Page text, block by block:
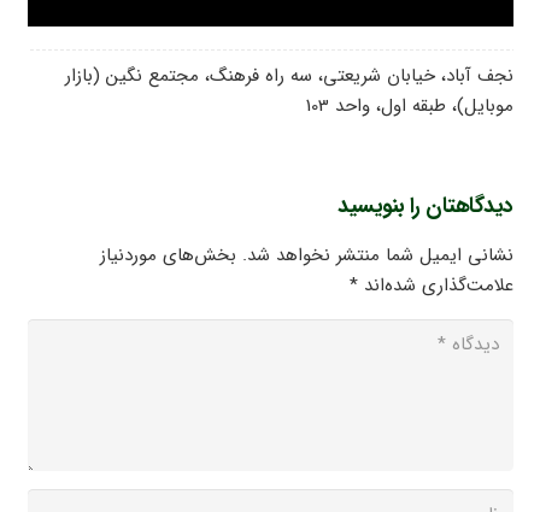
نجف آباد، خیابان شریعتی، سه راه فرهنگ، مجتمع نگین (بازار
موبایل)، طبقه اول، واحد 103
دیدگاهتان را بنویسید
نشانی ایمیل شما منتشر نخواهد شد. بخش‌های موردنیاز
علامت‌گذاری شده‌اند*